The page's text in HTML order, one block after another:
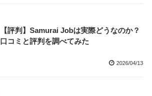
【評判】Samurai Jobは実際どうなのか？
口コミと評判を調べてみた
2026/04/13